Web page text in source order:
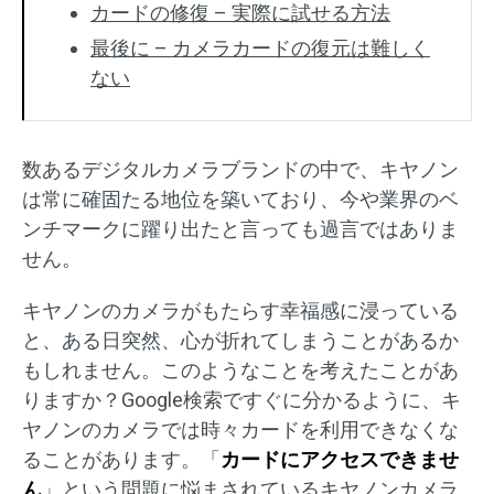
カードの修復 – 実際に試せる方法
最後に – カメラカードの復元は難しく
ない
数あるデジタルカメラブランドの中で、キヤノン
は常に確固たる地位を築いており、今や業界のベ
ンチマークに躍り出たと言っても過言ではありま
せん。
キヤノンのカメラがもたらす幸福感に浸っている
と、ある日突然、心が折れてしまうことがあるか
もしれません。このようなことを考えたことがあ
りますか？Google検索ですぐに分かるように、キ
ヤノンのカメラでは時々カードを利用できなくな
ることがあります。「 カードにアクセスできませ
ん 」という問題に悩まされているキヤノンカメラ